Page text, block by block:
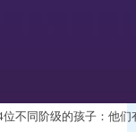
位不同阶级的孩子：他